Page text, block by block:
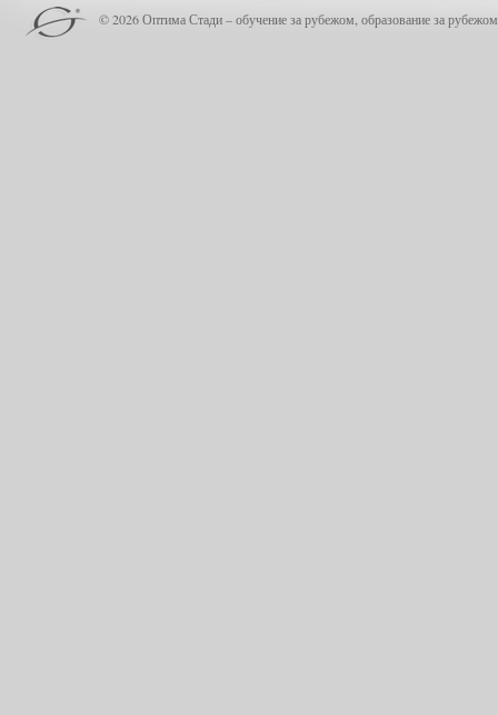
© 2026 Оптима Стади – обучение за рубежом, образование за